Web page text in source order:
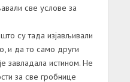
све услове за
су тада изјављивали
и да то само други
завладала истином. Не
за све гробнице